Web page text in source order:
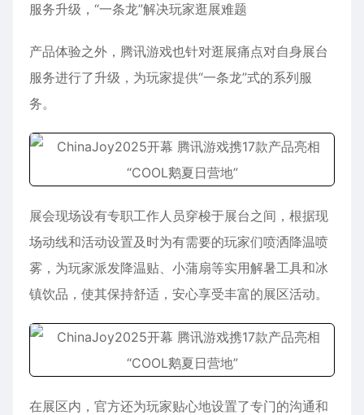
服务升级，“一条龙”解决玩家逛展难题
产品体验之外，腾讯游戏也针对逛展痛点对自身展台
服务进行了升级，为玩家提供“一条龙”式的系列服
务。
展会现场设有专职工作人员穿梭于展台之间，根据现
场动线和活动设置及时为有需要的玩家们喷洒降温喷
雾，为玩家派发降温贴、小蒲扇等实用解暑工具和冰
镇饮品，使其保持舒适，安心享受丰富的展区活动。
在展区内，官方还为玩家贴心地设置了专门的沟通和